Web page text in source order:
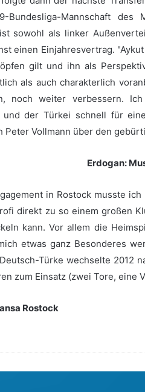
Bundesliga-Mannschaft
sowohl als linker
einen Einjahresvertrag.
gilt und ihn als
als auch charakterlich
noch weiter verbessern.
und der Türkei schnell für
Peter Vollmann über den
Erdogan:
in Rostock musste
direkt zu so einem großen
kann. Vor allem die
etwas ganz Besonderes
Türke wechselte 2012
zum Einsatz (zwei Tore, eine
Rostock